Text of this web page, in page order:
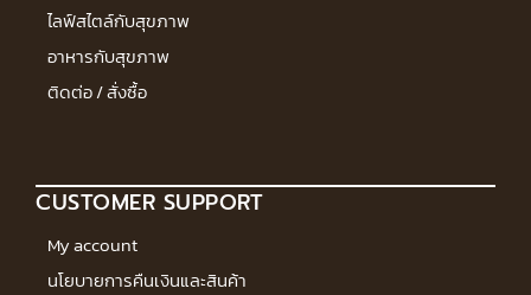
ไลฟ์สไตล์กับสุขภาพ
อาหารกับสุขภาพ
ติดต่อ / สั่งซื้อ
CUSTOMER SUPPORT
My account
นโยบายการคืนเงินและสินค้า